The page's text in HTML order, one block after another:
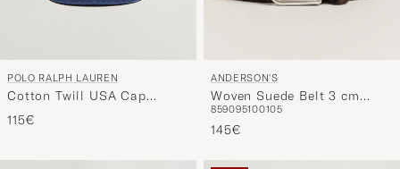
POLO RALPH LAUREN
Cotton Twill USA Cap
Newport Navy
115€
ANDERSON'S
Woven Suede Belt 3 cm
Dark Brown
859095100105
145€